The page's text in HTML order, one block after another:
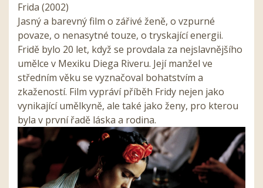
Frida (2002)
Jasný a barevný film o zářivé ženě, o vzpurné
povaze, o nenasytné touze, o tryskající energii.
Fridě bylo 20 let, když se provdala za nejslavnějšího
umělce v Mexiku Diega Riveru. Její manžel ve
středním věku se vyznačoval bohatstvím a
zkažeností. Film vypráví příběh Fridy nejen jako
vynikající umělkyně, ale také jako ženy, pro kterou
byla v první řadě láska a rodina.